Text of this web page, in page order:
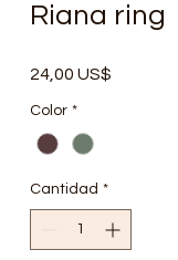
Riana ring
24,00 US$
Color *
Cantidad *